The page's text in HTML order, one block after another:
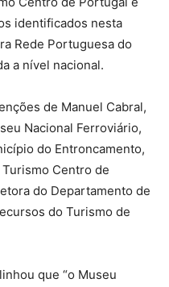
identificados nesta
Rede Portuguesa do
a nível nacional.
de Manuel Cabral,
Nacional Ferroviário,
do Entroncamento,
Centro de
do Departamento de
do Turismo de
que “o Museu